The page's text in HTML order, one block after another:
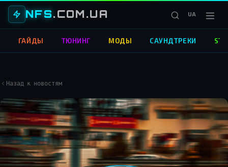
NFS.COM.UA UA
ГАЙДЫ ТЮНИНГ МОДЫ САУНДТРЕКИ
Назад к новостям